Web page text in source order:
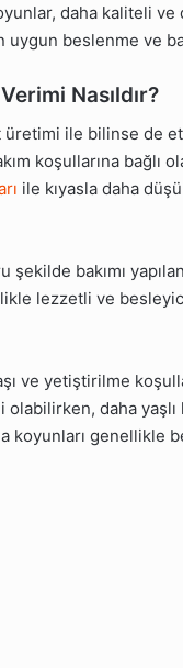
daha kaliteli
uygun beslenme ve
Nasıldır?
ile bilinse de
koşullarına bağlı
ile kıyasla daha
şekilde bakımı
lezzetli ve
ve yetiştirilme
daha
koyunları genellikle